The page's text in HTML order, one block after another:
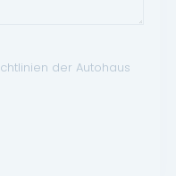
der Autohaus